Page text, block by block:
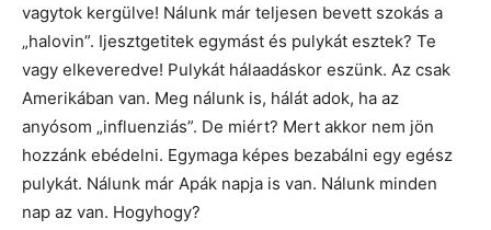
vagytok kergülve! Nálunk már teljesen bevett szokás a
„halovin”. Ijesztgetitek egymást és pulykát esztek? Te
vagy elkeveredve! Pulykát hálaadáskor eszünk. Az csak
Amerikában van. Meg nálunk is, hálát adok, ha az
anyósom „influenziás”. De miért? Mert akkor nem jön
hozzánk ebédelni. Egymaga képes bezabálni egy egész
pulykát. Nálunk már Apák napja is van. Nálunk minden
nap az van. Hogyhogy?